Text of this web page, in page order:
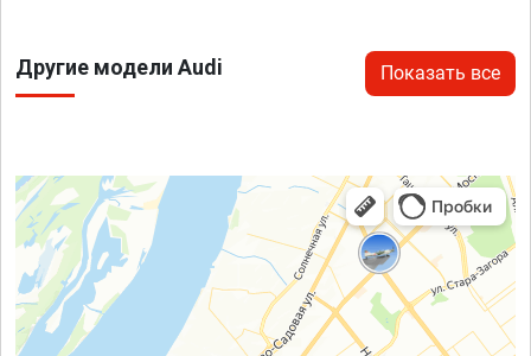
Другие модели Audi Показать все